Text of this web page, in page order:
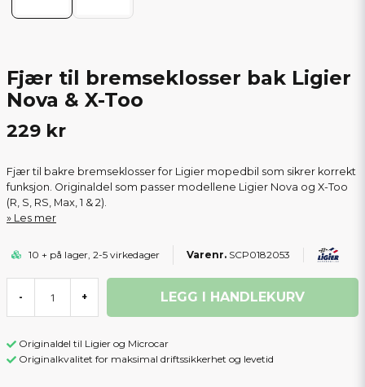
Fjær til bremseklosser bak Ligier
Nova & X-Too
229 kr
Fjær til bakre bremseklosser for Ligier mopedbil som sikrer korrekt
funksjon. Originaldel som passer modellene Ligier Nova og X-Too
(R, S, RS, Max, 1 & 2).
Les mer
10 + på lager, 2-5 virkedager SCP0182053
- + LEGG I HANDLEKURV
Originaldel til Ligier og Microcar
Originalkvalitet for maksimal driftssikkerhet og levetid